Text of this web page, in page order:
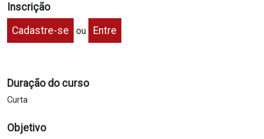
Inscrição
Cadastre-se
ou Entre
Duração do curso
Curta
Objetivo